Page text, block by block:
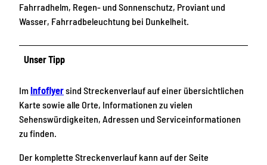
Fahrradhelm, Regen- und Sonnenschutz, Proviant und
Wasser, Fahrradbeleuchtung bei Dunkelheit.
Unser Tipp
Im Infoflyersind Streckenverlauf auf einer übersichtlichen
Karte sowie alle Orte, Informationen zu vielen
Sehenswürdigkeiten, Adressen und Serviceinformationen
zu finden.
Der komplette Streckenverlauf kann auf der Seite